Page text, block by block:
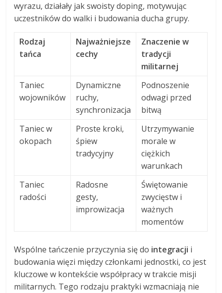
wyrazu, działały jak swoisty doping, motywując
uczestników do walki i budowania ducha grupy.
Rodzaj
tańca
Najważniejsze
cechy
Znaczenie w
tradycji
militarnej
Taniec
wojowników
Dynamiczne
ruchy,
synchronizacja
Podnoszenie
odwagi przed
bitwą
Taniec w
okopach
Proste kroki,
śpiew
tradycyjny
Utrzymywanie
morale w
ciężkich
warunkach
Taniec
radości
Radosne
gesty,
improwizacja
Świętowanie
zwycięstw i
ważnych
momentów
Wspólne tańczenie przyczynia się do integracji i
budowania więzi między członkami jednostki, co jest
kluczowe w kontekście współpracy w trakcie misji
militarnych. Tego rodzaju praktyki wzmacniają nie